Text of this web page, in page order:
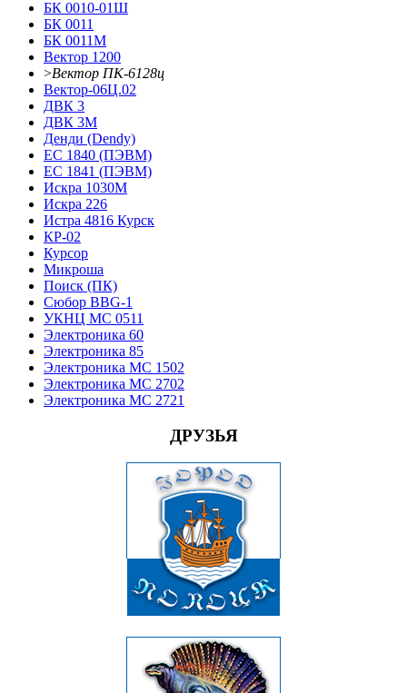
БК 0010-01Ш
БК 0011
БК 0011М
Вектор 1200
>Вектор ПК-6128ц
Вектор-06Ц.02
ДВК 3
ДВК 3М
Денди (Dendy)
ЕС 1840 (ПЭВМ)
ЕС 1841 (ПЭВМ)
Искра 1030М
Искра 226
Истра 4816 Курск
КР-02
Курсор
Микроша
Поиск (ПК)
Сюбор BBG-1
УКНЦ МС 0511
Электроника 60
Электроника 85
Электроника МС 1502
Электроника МС 2702
Электроника МС 2721
ДРУЗЬЯ